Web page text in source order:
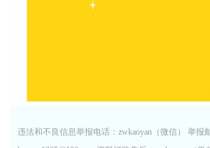
违法和不良信息举报电话：zwkaoyan（微信） 举报